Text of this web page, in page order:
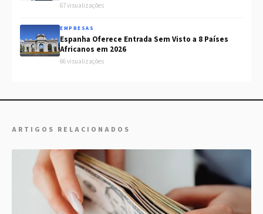
67 visualizações
EMPRESAS
Espanha Oferece Entrada Sem Visto a 8 Países
Africanos em 2026
66 visualizações
ARTIGOS RELACIONADOS